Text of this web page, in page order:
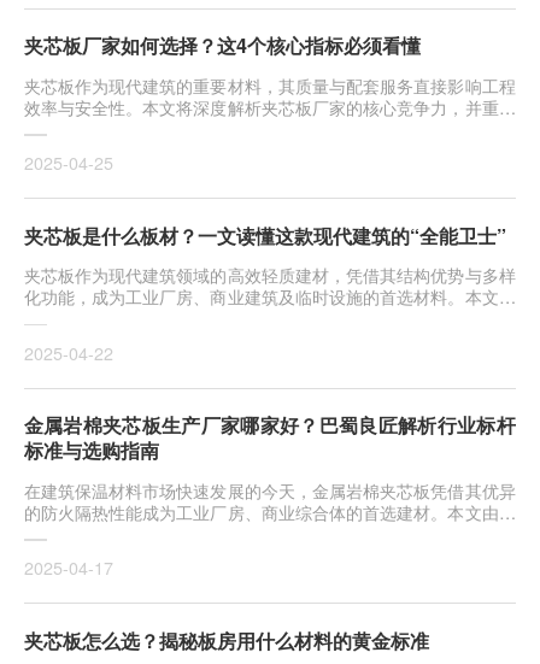
夹芯板厂家如何选择？这4个核心指标必须看懂
夹芯板作为现代建筑的重要材料，其质量与配套服务直接影响工程
效率与安全性。本文将深度解析夹芯板厂家的核心竞争力，并重点
推荐
2025-04-25
夹芯板是什么板材？一文读懂这款现代建筑的“全能卫士”
夹芯板作为现代建筑领域的高效轻质建材，凭借其结构优势与多样
化功能，成为工业厂房、商业建筑及临时设施的首选材料。本文深
度解
2025-04-22
金属岩棉夹芯板生产厂家哪家好？巴蜀良匠解析行业标杆
标准与选购指南
在建筑保温材料市场快速发展的今天，金属岩棉夹芯板凭借其优异
的防火隔热性能成为工业厂房、商业综合体的首选建材。本文由深
耕行
2025-04-17
夹芯板怎么选？揭秘板房用什么材料的黄金标准